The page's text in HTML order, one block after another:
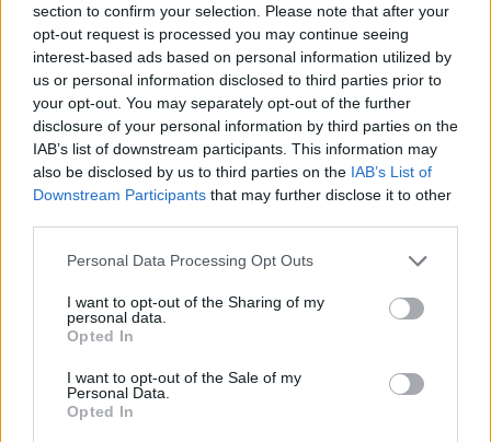
section to confirm your selection. Please note that after your
opt-out request is processed you may continue seeing
interest-based ads based on personal information utilized by
us or personal information disclosed to third parties prior to
your opt-out. You may separately opt-out of the further
disclosure of your personal information by third parties on the
IAB’s list of downstream participants. This information may
also be disclosed by us to third parties on the IAB’s List of
Downstream Participants that may further disclose it to other
Please note that this website/app uses one or more Google
not limited to your visit or usage behaviour. You may click to
grant or deny consent to Google and its third-party tags to
use your data for below specified purposes in below Google
consent section.
Personal Data Processing Opt Outs
I want to opt-out of the Sharing of my
personal data.
Opted In
I want to opt-out of the Sale of my
Personal Data.
Opted In
06/08/2026
Το πάλεψε μέχρι τέλους η Εθνική γυναικών κόντρα
στην Ιταλία Β’
06/08/2026
Η FIVB σχεδιάζει να διοργανώσει το Παγκόσμιο
Πρωτάθλημα τον Δεκέμβριο – Αντιδρούν οι σύλλογοι
Έτοιμη για… υψηλές πτήσεις η Μπενφίκα του Ψάρρα
05/08/2026
Ισόπαλο το πρωτο φιλικό τεστ της Εθνικής στο
Ουρμπίνο